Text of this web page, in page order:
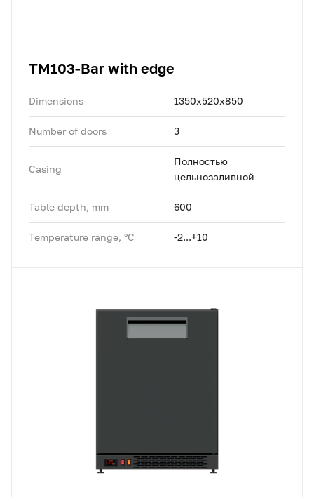
TM103-Bar with edge
Dimensions 1350x520x850
Number of doors 3
Casing
Полностью
цельнозаливной
Table depth, mm 600
Temperature range, °C -2...+10